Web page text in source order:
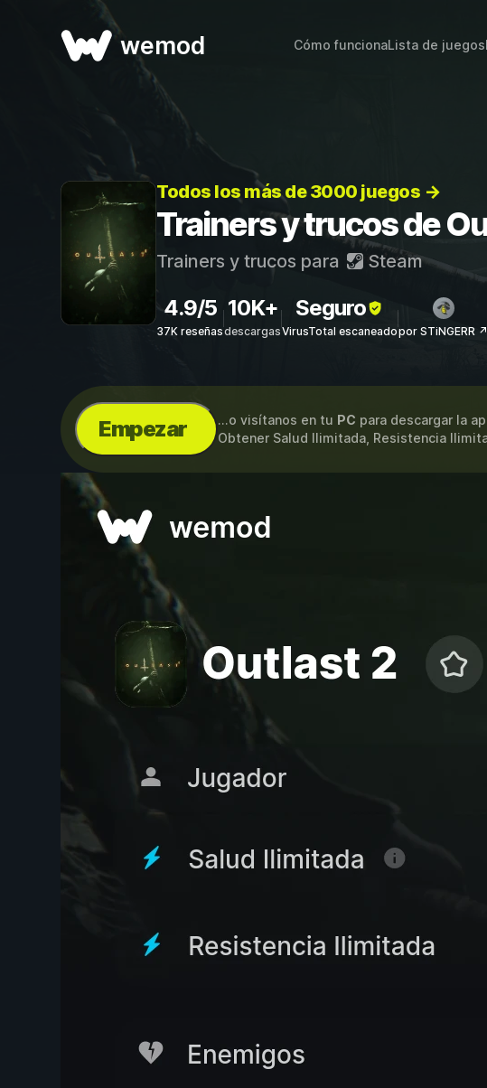
wemod Cómo funcionaLista de juegos
Todos los más de 3000 juegos →
Trainers y trucos de
Trainers y trucos para Steam
4.9/5
37K reseñas
10K+
descargas
Seguro
VirusTotal escaneadopor STiNGERR ↗
Empezar ...o visítanos en tu PC para descargar la
Obtener Salud Ilimitada, Resistencia